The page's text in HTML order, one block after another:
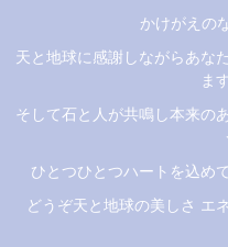
かけがえの
天と地球に感謝しながらあな
ま
そして石と人が共鳴し本来の
ひとつひとつハートを込め
どうぞ天と地球の美しさ エ